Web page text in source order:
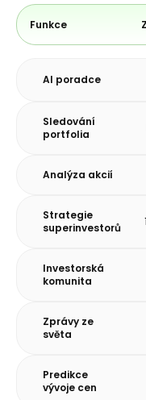
Funkce
AI poradce
Sledování
portfolia
Analýza akcií
Strategie
superinvestorů
Investorská
komunita
Zprávy ze
světa
Predikce
vývoje cen